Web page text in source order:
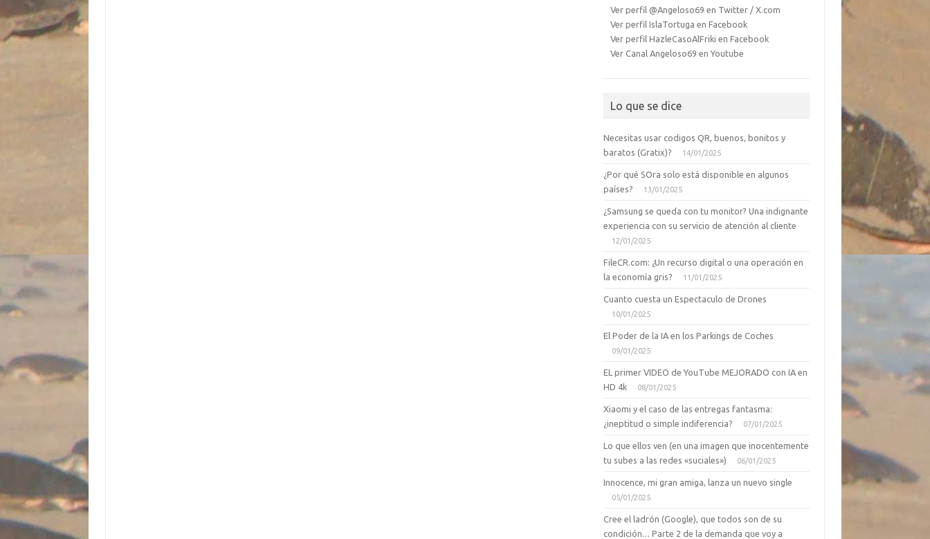
Ver perfil @Angeloso69 en Twitter / X.com
Ver perfil IslaTortuga en Facebook
Ver perfil HazleCasoAlFriki en Facebook
Ver Canal Angeloso69 en Youtube
Lo que se dice
Necesitas usar codigos QR, buenos, bonitos y
baratos (Gratix)?
14/01/2025
¿Por qué SOra solo está disponible en algunos
países?
13/01/2025
¿Samsung se queda con tu monitor? Una indignante
experiencia con su servicio de atención al cliente
12/01/2025
FileCR.com: ¿Un recurso digital o una operación en
la economía gris?
11/01/2025
Cuanto cuesta un Espectaculo de Drones
10/01/2025
El Poder de la IA en los Parkings de Coches
09/01/2025
EL primer VIDEO de YouTube MEJORADO con IA en
HD 4k
08/01/2025
Xiaomi y el caso de las entregas fantasma:
¿ineptitud o simple indiferencia?
07/01/2025
Lo que ellos ven (en una imagen que inocentemente
tu subes a las redes «suciales»)
06/01/2025
Innocence, mi gran amiga, lanza un nuevo single
05/01/2025
Cree el ladrón (Google), que todos son de su
condición… Parte 2 de la demanda que voy a